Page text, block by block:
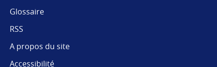
Glossaire
RSS
A propos du site
Accessibilité